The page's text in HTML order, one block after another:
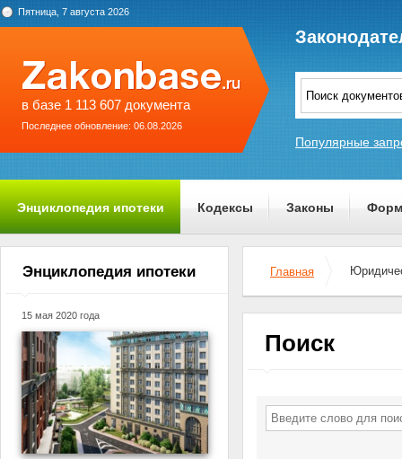
Пятница, 7 августа 2026
в базе 1 113 607 документа
Последнее обновление: 06.08.2026
Популярные
Энциклопедия ипотеки Кодексы Законы
О проекте
Энциклопедия ипотеки
15 мая 2020 года
Главная
Поиск